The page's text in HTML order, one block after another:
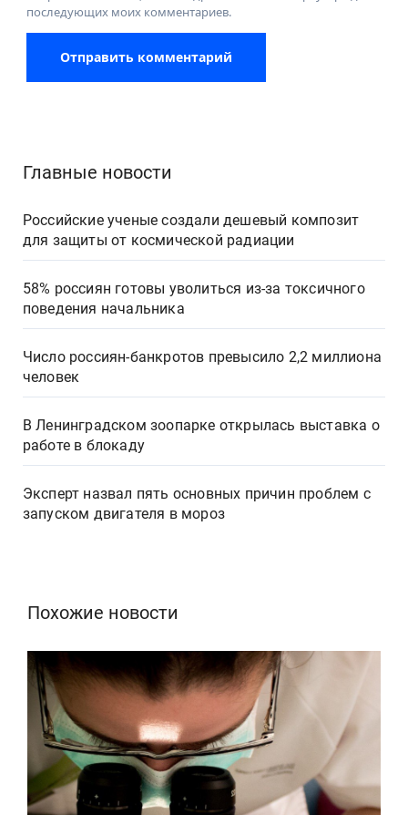
последующих моих комментариев.
Главные новости
Российские ученые создали дешевый композит
для защиты от космической радиации
58% россиян готовы уволиться из-за токсичного
поведения начальника
Число россиян-банкротов превысило 2,2 миллиона
человек
В Ленинградском зоопарке открылась выставка о
работе в блокаду
Эксперт назвал пять основных причин проблем с
запуском двигателя в мороз
Похожие новости